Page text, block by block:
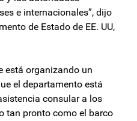
e internacionales”, dijo
de Estado de EE. UU,
está organizando un
el departamento está
consular a los
tan pronto como el barco